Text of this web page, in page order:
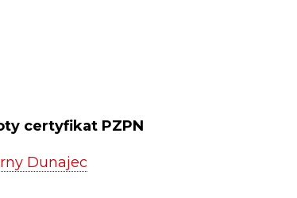
certyfikat PZPN
Dunajec